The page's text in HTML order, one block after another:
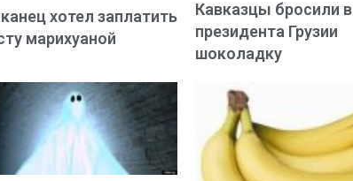
хотел заплатить
марихуаной
Кавказцы бросили в
президента Грузии
шоколадку